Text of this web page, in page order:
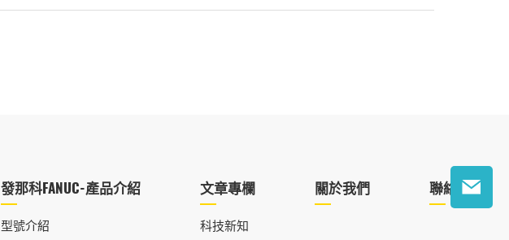
發那科FANUC-產品介紹
型號介紹
文章專欄
科技新知
關於我們 聯絡我們